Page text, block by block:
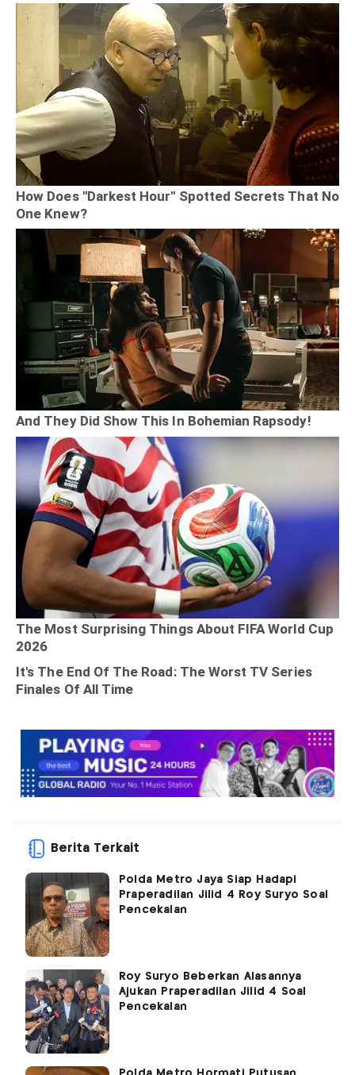
Berita Terkait
Polda Metro Jaya Siap Hadapi
Praperadilan Jilid 4 Roy Suryo Soal
Pencekalan
Roy Suryo Beberkan Alasannya
Ajukan Praperadilan Jilid 4 Soal
Pencekalan